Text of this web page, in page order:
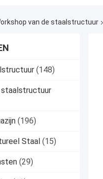
van de staalstructuur
(148)
staalstructuur
(196)
Staal (15)
(29)